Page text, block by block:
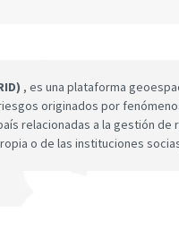
, es una plataforma
originados por
relacionadas a la gestión
o de las instituciones